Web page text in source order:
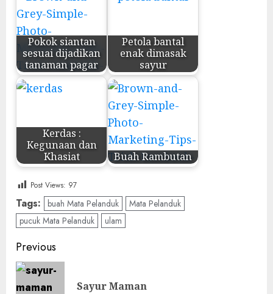
Pokok siantan
sesuai dijadikan
tanaman pagar
Petola bantal
enak dimasak
sayur
Kerdas :
Kegunaan dan
Khasiat
Buah Rambutan
Post Views: 97
Tags: buah Mata Pelanduk
Mata Pelanduk
pucuk Mata Pelanduk
ulam
Post
navigation
Previous
Sayur Maman